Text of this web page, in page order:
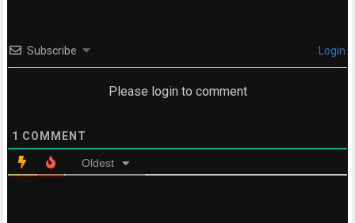
Subscribe Login
Please login to comment
1 COMMENT
Oldest